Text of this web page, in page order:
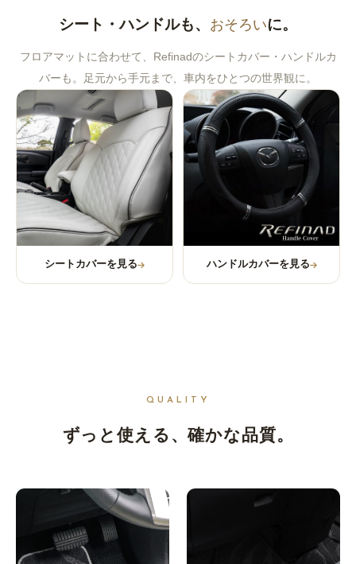
シート・ハンドルも、 おそろいに。
フロアマットに合わせて、Refinadのシートカバー・ハンドルカ
バーも。足元から手元まで、車内をひとつの世界観に。
シートカバーを見る ハンドルカバーを見る
QUALITY
ずっと使える、確かな品質。